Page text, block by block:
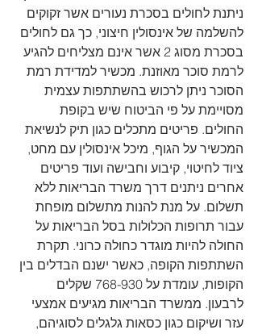
ניתנת לחולים בסכרת נעורים אשר זקוקים
להשלמה של אינסולין חיצוני, כך גם לחולים
בסכרת מסוג 2 אשר אינם מצליחים להגיע
לרמת סוכר מאוזנת. מכשיר למדידת רמת
הסוכר ניתן לרכוש בהשתתפות עצמית
מסויימת על פי הביטוח שיש בקופת
החולים. פריטים מתכלים כגון תיק לנשיאת
המכשיר על הגוף, מיכל אינסולין עם מחט,
ציוד לחיטוי, קיבוע וחבישה ועוד פריטים
אחרים ניתנים דרך משרד הבריאות ללא
תשלום. על מנת להנות מתשלום מופחת
עבור תרופות הכלולות בסל הבריאות על
החולה להיות מוגדר כחולה כרוני. תקרת
השתתפות הקופה, כאשר ישנם הבדלים בין
הקופות, עומדת על 768-930 שקלים
לרבעון. ממשרד הבריאות מגיעים אמצעי
עזר ושיקום כגון כסאות גלגלים לסוגיהם,